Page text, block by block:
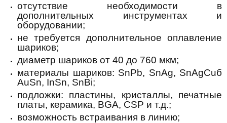
отсутствие необходимости в
дополнительных инструментах и
оборудовании;
не требуется дополнительное оплавление
шариков;
диаметр шариков от 40 до 760 мкм;
материалы шариков: SnPb, SnAg, SnAgCuб
AuSn, InSn, SnBi;
подложки: пластины, кристаллы, печатные
платы, керамика, BGA, CSP и т.д.;
возможность встраивания в линию;